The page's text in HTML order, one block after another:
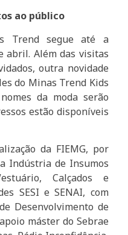
ao público
Trend segue até a
abril. Além das visitas
outra novidade
do Minas Trend Kids
da moda serão
estão disponíveis
da FIEMG, por
Indústria de Insumos
Calçados e
SESI e SENAI, com
Desenvolvimento de
máster do Sebrae